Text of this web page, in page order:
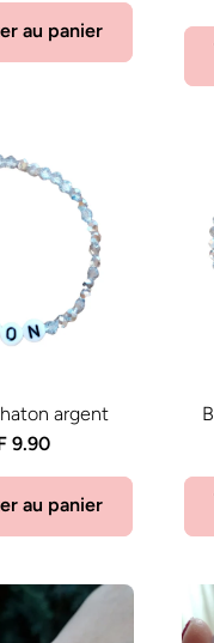
au panier
argent
9.90
au panier